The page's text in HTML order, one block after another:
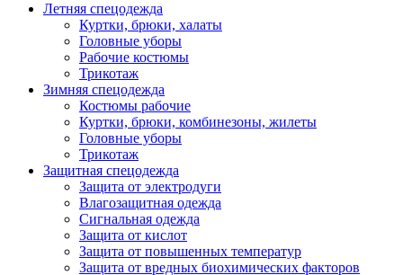
Летняя спецодежда
Куртки, брюки, халаты
Головные уборы
Рабочие костюмы
Трикотаж
Зимняя спецодежда
Костюмы рабочие
Куртки, брюки, комбинезоны, жилеты
Головные уборы
Трикотаж
Защитная спецодежда
Защита от электродуги
Влагозащитная одежда
Сигнальная одежда
Защита от кислот
Защита от повышенных температур
Защита от вредных биохимических факторов